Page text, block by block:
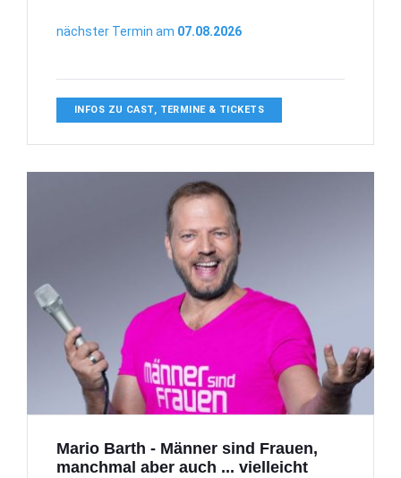
nächster Termin am 07.08.2026
INFOS ZU CAST, TERMINE & TICKETS
Mario Barth - Männer sind Frauen,
manchmal aber auch ... vielleicht